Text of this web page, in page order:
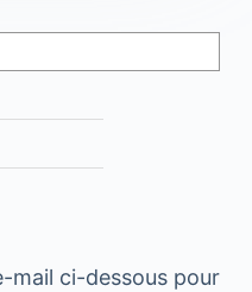
mail ci-dessous pour